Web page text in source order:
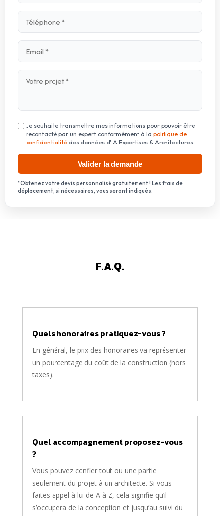
F.A.Q.
Quels honoraires pratiquez-vous ?
En général, le prix des honoraires va représenter
un pourcentage du coût de la construction (hors
taxes).
Quel accompagnement proposez-vous
?
Vous pouvez confier tout ou une partie
seulement du projet à un architecte. Si vous
faites appel à lui de A à Z, cela signifie qu’il
s’occupera de la conception et jusqu’au suivi du